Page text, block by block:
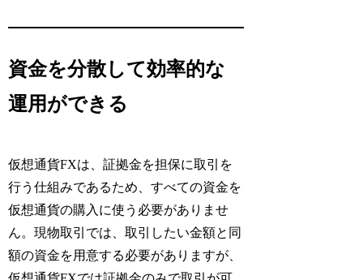
資金を分散して効率的な
運用ができる
仮想通貨FXは、証拠金を担保に取引を
行う仕組みであるため、すべての資金を
仮想通貨の購入に使う必要がありませ
ん。現物取引では、取引したい金額と同
額の資金を用意する必要がありますが、